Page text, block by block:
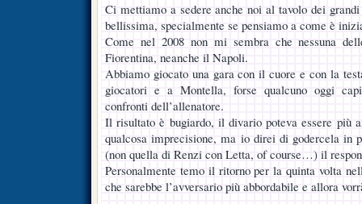
Ci mettiamo a sedere anche noi al tavolo dei grandi
bellissima, specialmente se pensiamo a come è
Come nel 2008 non mi sembra che nessuna
Fiorentina, neanche il Napoli.
Abbiamo giocato una gara con il cuore e con la
giocatori e a Montella, forse qualcuno oggi
confronti dell’allenatore.
Il risultato è bugiardo, il divario poteva essere più
qualcosa imprecisione, ma io direi di godercela in
(non quella di Renzi con Letta, of course…) il
Personalmente temo il ritorno per la quinta volta
che sarebbe l’avversario più abbordabile e allora